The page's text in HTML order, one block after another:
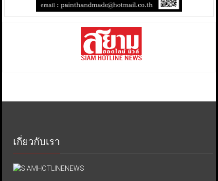
เกี่ยวกับเรา